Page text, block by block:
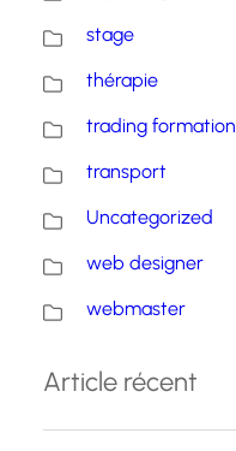
stage
thérapie
trading formation
transport
Uncategorized
web designer
webmaster
Article récent